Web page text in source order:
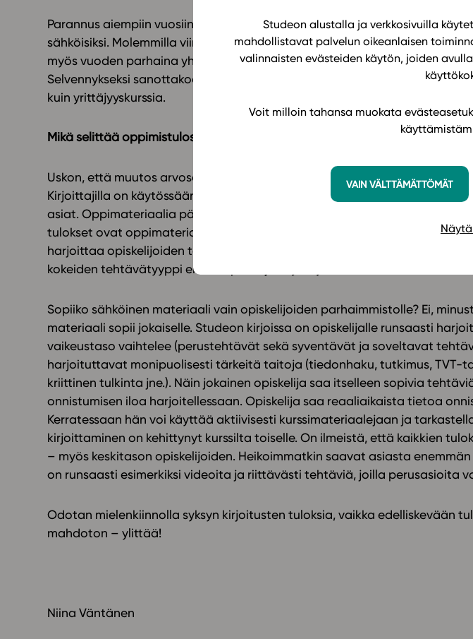
Studeon alustalla ja verkkosivuilla
mahdollistavat palvelun oikeanlaisen
valinnaisten evästeiden käytön, joiden
Voit milloin tahansa muokata
VAIN VÄLTTÄMÄTTÖMÄT
Parannus aiempiin vuosiin on ilmeinen ja ajoittuu vuoteen, jona
sähköisiksi. Molemmilla viime lukuvuoden kirjoituskerroilla Kallion lukion
myös vuoden parhaina yhteiskuntaopin kirjoittajina: syksyllä yksi ja
Selvennykseksi sanottakoon, ettei koulussamme tarjota valtakunnallisten
kuin yrittäjyyskurssia.
Mikä selittää oppimistulosten paranemista?
Uskon, että muutos arvosanoissa johtuu etenkin sähköisten
Kirjoittajilla on käytössään edellisenä kesänä päivitetyt kurssit, joissa on
asiat. Oppimateriaalia päivitetään myös lukuvuoden aikana, kun
tulokset ovat oppimateriaalissa jo vaaleja seuraavina päivinä. Tehtävien
harjoittaa opiskelijoiden taitoja. Videoiden tulkintaa tehdään joka kurssilla,
kokeiden tehtävätyyppi ei tule opiskelijalle yllätyksenä.
Sopiiko sähköinen materiaali vain opiskelijoiden parhaimmistolle? Ei,
materiaali sopii jokaiselle. Studeon kirjoissa on opiskelijalle runsaasti
vaikeustaso vaihtelee (perustehtävät sekä syventävät ja soveltavat
harjoituttavat monipuolisesti tärkeitä taitoja (tiedonhaku, tutkimus, TVT-
kriittinen tulkinta jne.). Näin jokainen opiskelija saa itselleen sopivia
onnistumisen iloa harjoitellessaan. Opiskelija saa reaaliaikaista tietoa
Kerratessaan hän voi käyttää aktiivisesti kurssimateriaalejaan ja
kirjoittaminen on kehittynyt kurssilta toiselle. On ilmeistä, että kaikkien
– myös keskitason opiskelijoiden. Heikoimmatkin saavat asiasta
on runsaasti esimerkiksi videoita ja riittävästi tehtäviä, joilla perusasioita
Odotan mielenkiinnolla syksyn kirjoitusten tuloksia, vaikka edelliskevään
mahdoton – ylittää!
Niina Väntänen